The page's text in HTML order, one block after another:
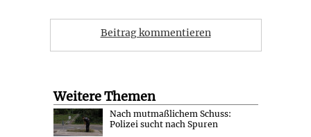
Beitrag kommentieren
Weitere Themen
Nach mutmaßlichem Schuss:
Polizei sucht nach Spuren